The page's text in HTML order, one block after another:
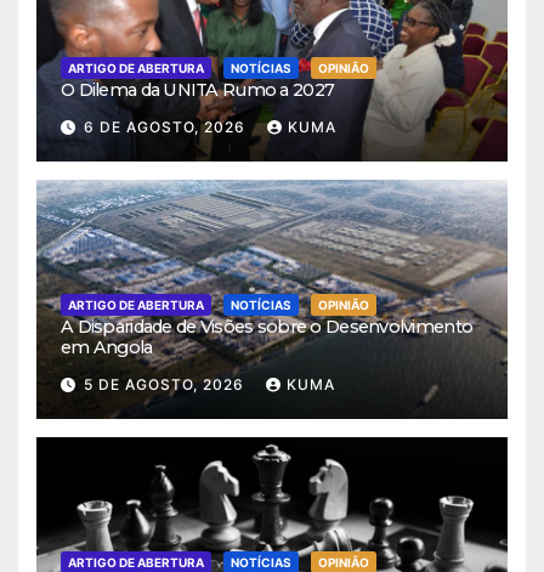
ARTIGO DE ABERTURA NOTÍCIAS OPINIÃO
O Dilema da UNITA Rumo a 2027
6 DE AGOSTO, 2026 KUMA
ARTIGO DE ABERTURA NOTÍCIAS OPINIÃO
A Disparidade de Visões sobre o Desenvolvimento
em Angola
5 DE AGOSTO, 2026 KUMA
ARTIGO DE ABERTURA NOTÍCIAS OPINIÃO